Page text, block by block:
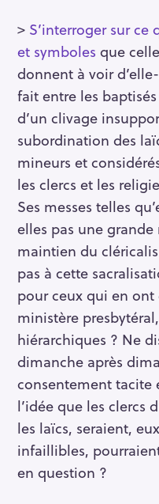
> S’interroger sur ce
et symboles que
donnent à voir
fait entre les
d’un clivage
subordination des
mineurs et
les clercs et les
Ses messes telles
elles pas une
maintien du
pas à cette
pour ceux qui en ont
ministère
hiérarchiques ? Ne
dimanche après
consentement tacite
l’idée que les clercs
les laïcs, seraient,
infaillibles,
en question ?
e
c
h
e
r
c
h
r